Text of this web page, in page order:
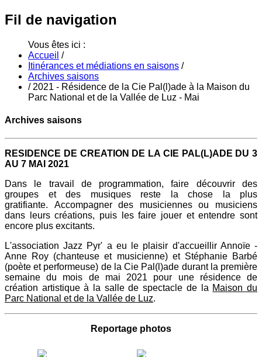
Fil de navigation
Vous êtes ici :
Accueil /
Itinérances et médiations en saisons /
Archives saisons
/ 2021 - Résidence de la Cie Pal(l)ade à la Maison du
Parc National et de la Vallée de Luz - Mai
Archives saisons
RESIDENCE DE CREATION DE LA CIE PAL(L)ADE DU 3
AU 7 MAI 2021
Dans le travail de programmation, faire découvrir des
groupes et des musiques reste la chose la plus
gratifiante. Accompagner des musiciennes ou musiciens
dans leurs créations, puis les faire jouer et entendre sont
encore plus excitants.
L'association Jazz Pyr' a eu le plaisir d'accueillir Annoïe -
Anne Roy (chanteuse et musicienne) et Stéphanie Barbé
(poète et performeuse) de la Cie Pal(l)ade durant la première
semaine du mois de mai 2021 pour une résidence de
création artistique à la salle de spectacle de la Maison du
Parc National et de la Vallée de Luz.
Reportage photos